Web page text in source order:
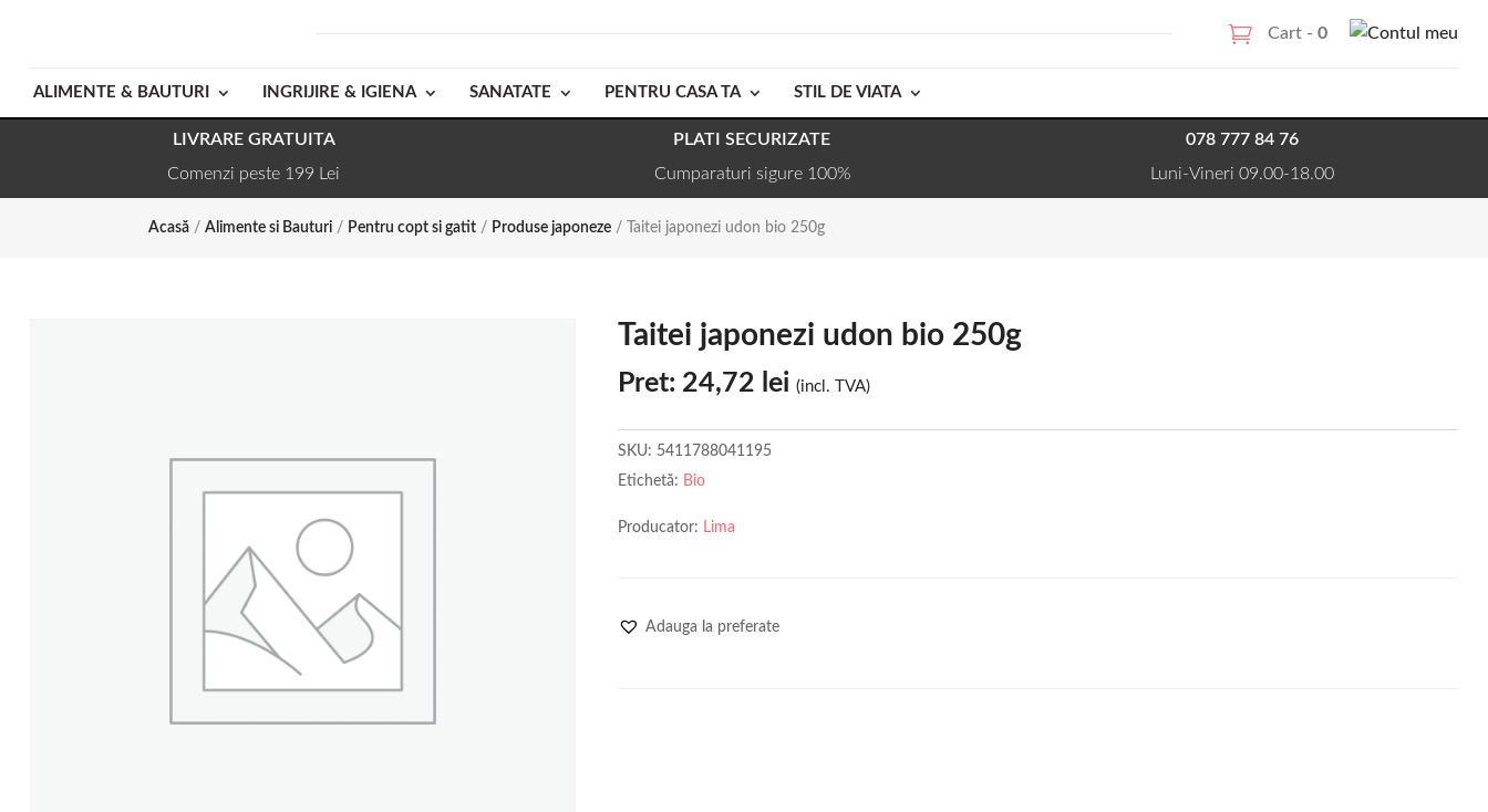
Cart -0
ALIMENTE & BAUTURI INGRIJIRE & IGIENA SANATATE PENTRU CASA TA STIL DE VIATA
LIVRARE GRATUITA
Comenzi peste 199 Lei
PLATI SECURIZATE
Cumparaturi sigure 100%
078 777 84 76
Luni-Vineri 09.00-18.00
Acasă /Alimente si Bauturi / Pentru copt si gatit / Produse japoneze / Taitei japonezi udon bio 250g
Taitei japonezi udon bio 250g
Pret: 24,72 lei (incl. TVA)
SKU: 5411788041195
Etichetă: Bio
Producator: Lima
Adauga la preferate